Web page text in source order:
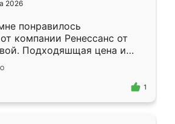
2026
понравилось
компании Ренессанс от
Подходяшщая цена и
изготовления. Приехавший
Владислав
эскизу самый
1